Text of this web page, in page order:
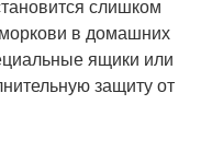
слишком
в домашних
ящики или
защиту от